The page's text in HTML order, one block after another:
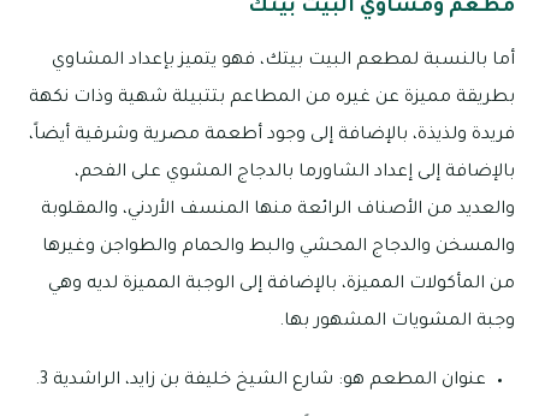
مطعم ومشاوي البيت بيتك
أما بالنسبة لمطعم البيت بيتك، فهو يتميز بإعداد المشاوي
بطريقة مميزة عن غيره من المطاعم بتتبيلة شهية وذات نكهة
فريدة ولذيذة، بالإضافة إلى وجود أطعمة مصرية وشرقية أيضاً،
بالإضافة إلى إعداد الشاورما بالدجاج المشوي على الفحم،
والعديد من الأصناف الرائعة منها المنسف الأردني، والمقلوبة
والمسخن والدجاج المحشي والبط والحمام والطواجن وغيرها
من المأكولات المميزة، بالإضافة إلى الوجبة المميزة لديه وهي
وجبة المشويات المشهور بها.
عنوان المطعم هو: شارع الشيخ خليفة بن زايد، الراشدية 3.